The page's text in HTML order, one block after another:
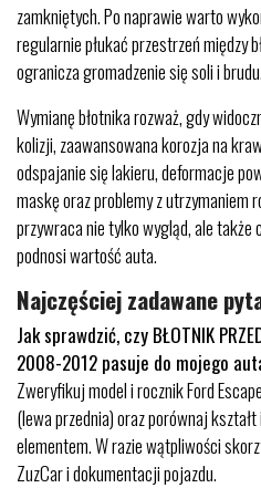
zamkniętych. Po naprawie warto
regularnie płukać przestrzeń między
ogranicza gromadzenie się soli i brudu.
Wymianę błotnika rozważ, gdy
kolizji, zaawansowana korozja na
odspajanie się lakieru, deformacje
maskę oraz problemy z utrzymaniem
przywraca nie tylko wygląd, ale także
podnosi wartość auta.
Najczęściej zadawane
Jak sprawdzić, czy BŁOTNIK
2008-2012 pasuje do mojego
Zweryfikuj model i rocznik Ford
(lewa przednia) oraz porównaj
elementem. W razie wątpliwości
ZuzCar i dokumentacji pojazdu.